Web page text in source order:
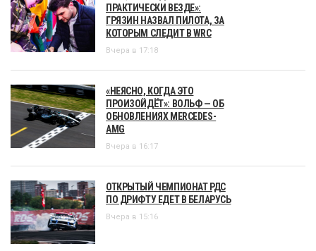
ПРАКТИЧЕСКИ ВЕЗДЕ»:
ГРЯЗИН НАЗВАЛ ПИЛОТА, ЗА
КОТОРЫМ СЛЕДИТ В WRC
Вчера в 17:18
«НЕЯСНО, КОГДА ЭТО
ПРОИЗОЙДЁТ»: ВОЛЬФ — ОБ
ОБНОВЛЕНИЯХ MERCEDES-
AMG
Вчера в 16:17
ОТКРЫТЫЙ ЧЕМПИОНАТ РДС
ПО ДРИФТУ ЕДЕТ В БЕЛАРУСЬ
Вчера в 15:16